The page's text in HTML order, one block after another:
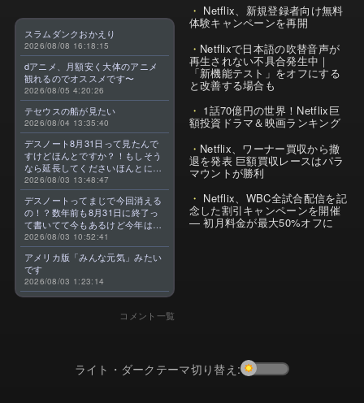
スラムダンクおかえり
2026/08/08 16:18:15
dアニメ、月額安く大体のアニメ
観れるのでオススメです〜
2026/08/05 4:20:26
テセウスの船が見たい
2026/08/04 13:35:40
デスノート8月31日って見たんで
すけどほんとですか？！もしそう
なら延長してくださいほんとに大
好きなんです😭
2026/08/03 13:48:47
デスノートってまじで今回消える
の！？数年前も8月31日に終了っ
て書いてて今もあるけど今年はま
じのやつ！？よくわからん！！で
きればなくならないでほしい！平
成アニメを振り返らせてくれっ
っ！！！！！！！
2026/08/03 10:52:41
アメリカ版「みんな元気」みたい
です
2026/08/03 1:23:14
コメント一覧
Netflix、新規登録者向け無料
体験キャンペーンを再開
Netflixで日本語の吹替音声が
再生されない不具合発生中｜
「新機能テスト」をオフにする
と改善する場合も
1話70億円の世界！Netflix巨
額投資ドラマ＆映画ランキング
Netflix、ワーナー買収から撤
退を発表 巨額買収レースはパラ
マウントが勝利
Netflix、WBC全試合配信を記
念した割引キャンペーンを開催
— 初月料金が最大50%オフに
ライト・ダークテーマ切り替え: